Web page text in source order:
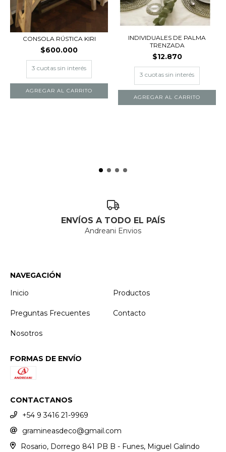
CONSOLA RÚSTICA KIRI
$600.000
AGREGAR AL CARRITO
INDIVIDUALES DE PALMA
TRENZADA
$12.870
ENVÍOS A TODO EL PAÍS
Andreani Envios
NAVEGACIÓN
Inicio
Productos
Preguntas Frecuentes Contacto
Nosotros
FORMAS DE ENVÍO
CONTACTANOS
+54 9 3416 21-9969
gramineasdeco@gmail.com
Rosario, Dorrego 841 PB B - Funes, Miguel Galindo